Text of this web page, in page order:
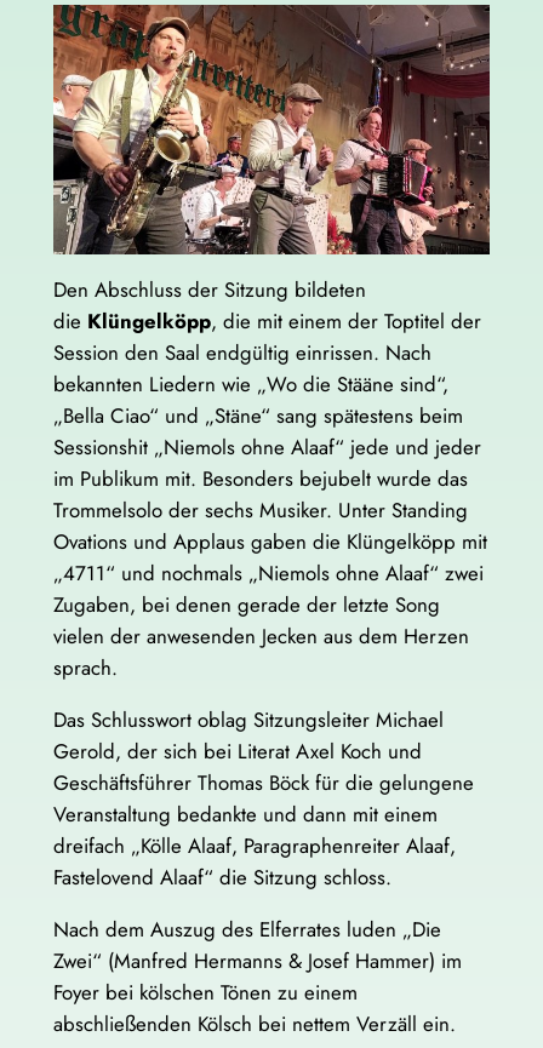
Den Abschluss der Sitzung bildeten
die Klüngelköpp, die mit einem der Toptitel der
Session den Saal endgültig einrissen. Nach
bekannten Liedern wie „Wo die Stääne sind“,
„Bella Ciao“ und „Stäne“ sang spätestens beim
Sessionshit „Niemols ohne Alaaf“ jede und jeder
im Publikum mit. Besonders bejubelt wurde das
Trommelsolo der sechs Musiker. Unter Standing
Ovations und Applaus gaben die Klüngelköpp mit
„4711“ und nochmals „Niemols ohne Alaaf“ zwei
Zugaben, bei denen gerade der letzte Song
vielen der anwesenden Jecken aus dem Herzen
sprach.
Das Schlusswort oblag Sitzungsleiter Michael
Gerold, der sich bei Literat Axel Koch und
Geschäftsführer Thomas Böck für die gelungene
Veranstaltung bedankte und dann mit einem
dreifach „Kölle Alaaf, Paragraphenreiter Alaaf,
Fastelovend Alaaf“ die Sitzung schloss.
Nach dem Auszug des Elferrates luden „Die
Zwei“ (Manfred Hermanns & Josef Hammer) im
Foyer bei kölschen Tönen zu einem
abschließenden Kölsch bei nettem Verzäll ein.